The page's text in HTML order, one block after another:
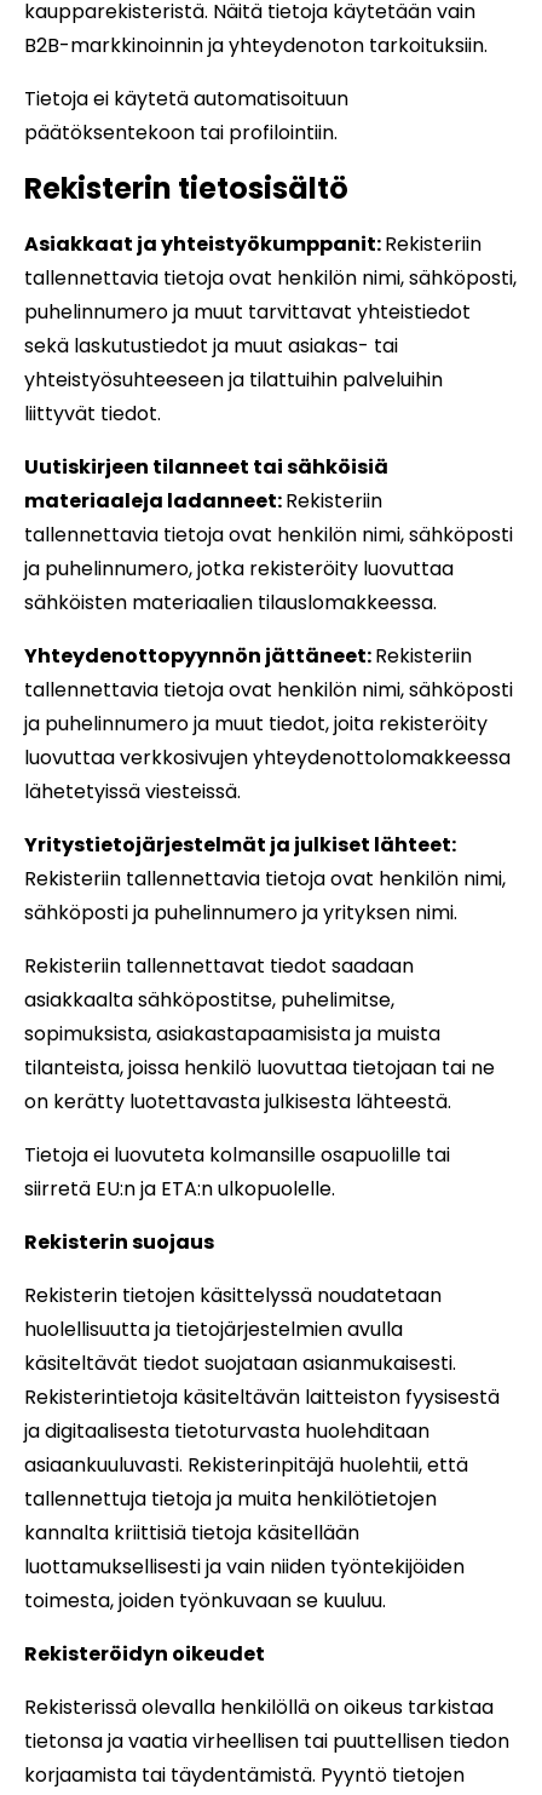
kaupparekisteristä. Näitä tietoja käytetään vain
B2B-markkinoinnin ja yhteydenoton tarkoituksiin.
Tietoja ei käytetä automatisoituun
päätöksentekoon tai profilointiin.
Rekisterin tietosisältö
Asiakkaat ja yhteistyökumppanit:Rekisteriin
tallennettavia tietoja ovat henkilön nimi, sähköposti,
puhelinnumero ja muut tarvittavat yhteistiedot
sekä laskutustiedot ja muut asiakas- tai
yhteistyösuhteeseen ja tilattuihin palveluihin
liittyvät tiedot.
Uutiskirjeen tilanneet tai sähköisiä
materiaaleja ladanneet:Rekisteriin
tallennettavia tietoja ovat henkilön nimi, sähköposti
ja puhelinnumero, jotka rekisteröity luovuttaa
sähköisten materiaalien tilauslomakkeessa.
Yhteydenottopyynnön jättäneet:Rekisteriin
tallennettavia tietoja ovat henkilön nimi, sähköposti
ja puhelinnumero ja muut tiedot, joita rekisteröity
luovuttaa verkkosivujen yhteydenottolomakkeessa
lähetetyissä viesteissä.
Yritystietojärjestelmät ja julkiset lähteet:
Rekisteriin tallennettavia tietoja ovat henkilön nimi,
sähköposti ja puhelinnumero ja yrityksen nimi.
Rekisteriin tallennettavat tiedot saadaan
asiakkaalta sähköpostitse, puhelimitse,
sopimuksista, asiakastapaamisista ja muista
tilanteista, joissa henkilö luovuttaa tietojaan tai ne
on kerätty luotettavasta julkisesta lähteestä.
Tietoja ei luovuteta kolmansille osapuolille tai
siirretä EU:n ja ETA:n ulkopuolelle.
Rekisterin suojaus
Rekisterin tietojen käsittelyssä noudatetaan
huolellisuutta ja tietojärjestelmien avulla
käsiteltävät tiedot suojataan asianmukaisesti.
Rekisterintietoja käsiteltävän laitteiston fyysisestä
ja digitaalisesta tietoturvasta huolehditaan
asiaankuuluvasti. Rekisterinpitäjä huolehtii, että
tallennettuja tietoja ja muita henkilötietojen
kannalta kriittisiä tietoja käsitellään
luottamuksellisesti ja vain niiden työntekijöiden
toimesta, joiden työnkuvaan se kuuluu.
Rekisteröidyn oikeudet
Rekisterissä olevalla henkilöllä on oikeus tarkistaa
tietonsa ja vaatia virheellisen tai puuttellisen tiedon
korjaamista tai täydentämistä. Pyyntö tietojen